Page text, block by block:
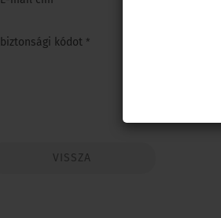
biztonsági kódot
VISSZA